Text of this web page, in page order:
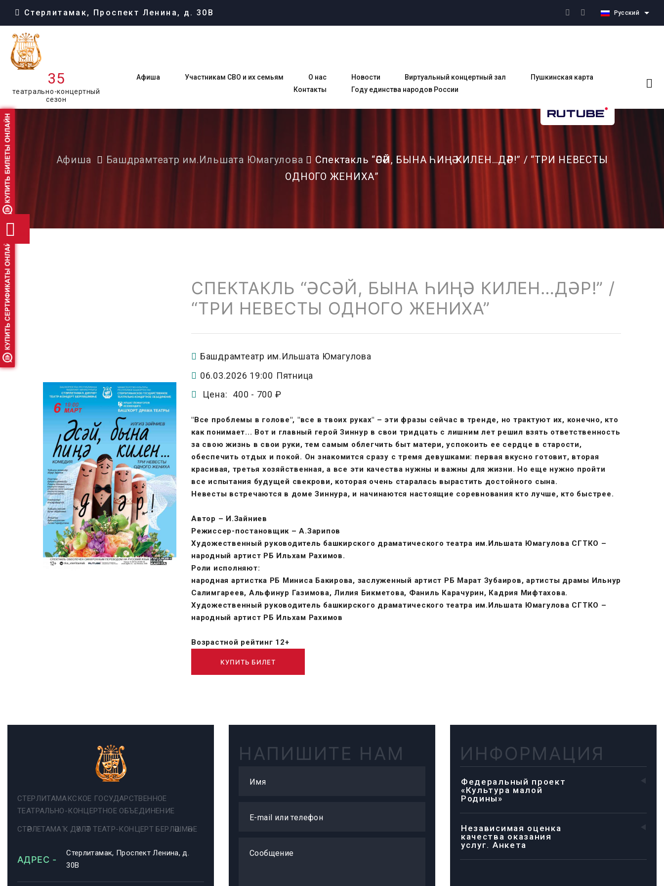
для
слабовидящих
Стерлитамак, Проспект Ленина, д. 30В Русский
35
театрально-концертный
сезон
Афиша Участникам СВО и их семьям О нас Новости Виртуальный концертный зал
Пушкинская карта
Контакты
Году единства народов России
Афиша Башдрамтеатр им.Ильшата Юмагулова
Спектакль “ӘСӘЙ, БЫНА ҺИҢӘ КИЛЕН…ДӘР!” / “ТРИ НЕВЕСТЫ
ОДНОГО ЖЕНИХА”
СПЕКТАКЛЬ “ӘСӘЙ, БЫНА ҺИҢӘ КИЛЕН…ДӘР!” /
“ТРИ НЕВЕСТЫ ОДНОГО ЖЕНИХА”
Башдрамтеатр им.Ильшата Юмагулова
06.03.2026 19:00 Пятница
Цена:
400 - 700 ₽
"Все проблемы в голове", "все в твоих руках" – эти фразы сейчас в тренде, но трактуют их, конечно, кто
как понимает... Вот и главный герой Зиннур в свои тридцать с лишним лет решил взять ответственность
за свою жизнь в свои руки, тем самым облегчить быт матери, успокоить ее сердце в старости,
обеспечить отдых и покой. Он знакомится сразу с тремя девушками: первая вкусно готовит, вторая
красивая, третья хозяйственная, а все эти качества нужны и важны для жизни. Но еще нужно пройти
все испытания будущей свекрови, которая очень старалась вырастить достойного сына.
Невесты встречаются в доме Зиннура, и начинаются настоящие соревнования кто лучше, кто быстрее.
Автор – И.Зайниев
Режиссер-постановщик – А.Зарипов
Художественный руководитель башкирского драматического театра им.Ильшата Юмагулова СГТКО –
народный артист РБ Ильхам Рахимов.
Роли исполняют:
народная артистка РБ Миниса Бакирова, заслуженный артист РБ Марат Зубаиров, артисты драмы Ильнур
Салимгареев, Альфинур Газимова, Лилия Бикметова, Фаниль Карачурин, Кадрия Мифтахова.
Художественный руководитель башкирского драматического театра им.Ильшата Юмагулова СГТКО –
народный артист РБ Ильхам Рахимов
Возрастной рейтинг 12+
КУПИТЬ БИЛЕТ
СТЕРЛИТАМАКСКОЕ ГОСУДАРСТВЕННОЕ
ТЕАТРАЛЬНО-КОНЦЕРТНОЕ ОБЪЕДИНЕНИЕ
СТӘРЛЕТАМАҠ ДӘҮЛӘТ ТЕАТР-КОНЦЕРТ БЕРЛӘШМӘҺЕ
АДРЕС -
Стерлитамак, Проспект Ленина, д.
30В
НАПИШИТЕ НАМ
Имя
E-mail или телефон
Сообщение
ИНФОРМАЦИЯ
Федеральный проект
«Культура малой
Родины»
Независимая оценка
качества оказания
услуг. Анкета